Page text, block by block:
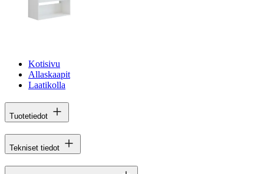
Kotisivu
Allaskaapit
Laatikolla
Tuotetiedot
Tekniset tiedot